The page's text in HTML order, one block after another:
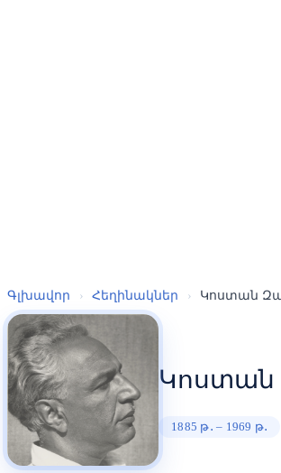
Գլխավոր › Հեղինակներ › Կոստան
Կոստան
1885 թ․ – 1969 թ․